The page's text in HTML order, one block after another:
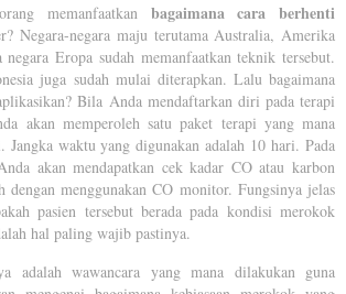
memanfaatkan bagaimana cara berhenti
Negara-negara maju terutama Australia, Amerika
negara Eropa sudah memanfaatkan teknik tersebut.
juga sudah mulai diterapkan. Lalu bagaimana
Bila Anda mendaftarkan diri pada terapi
akan memperoleh satu paket terapi yang mana
waktu yang digunakan adalah 10 hari. Pada
akan mendapatkan cek kadar CO atau karbon
dengan menggunakan CO monitor. Fungsinya jelas
pasien tersebut berada pada kondisi merokok
hal paling wajib pastinya.
adalah wawancara yang mana dilakukan guna